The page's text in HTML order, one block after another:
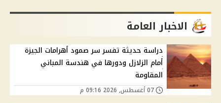
الاخبار العامة
دراسة حديثة تفسر سر صمود أهرامات الجيزة
أمام الزلازل ودورها في هندسة المباني
المقاومة